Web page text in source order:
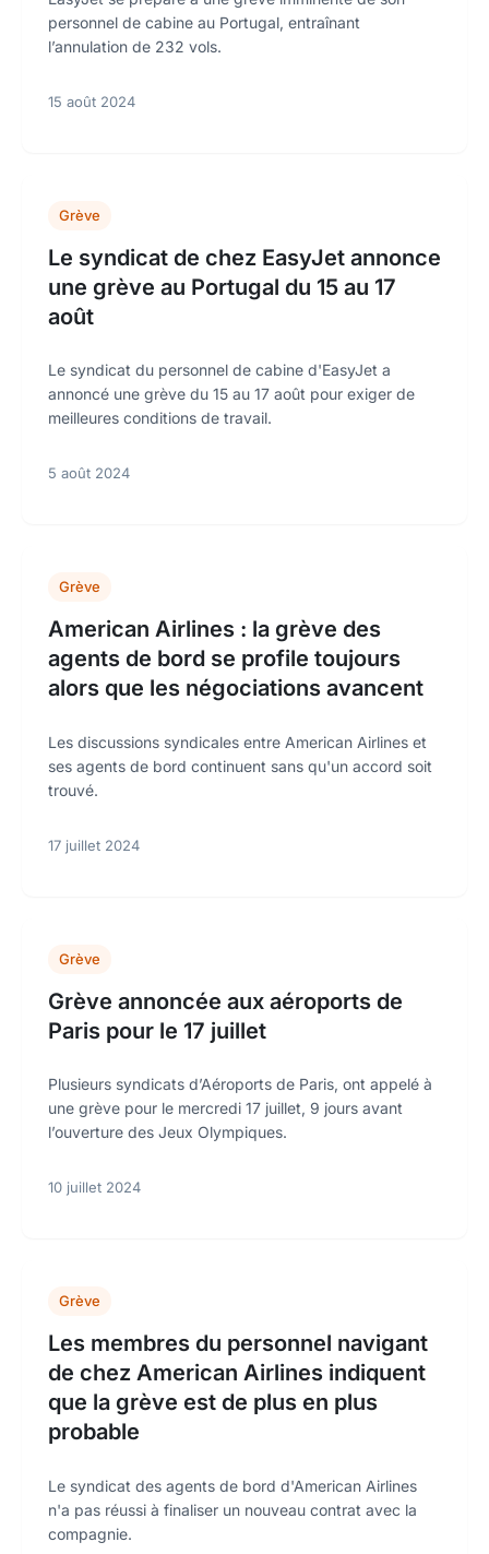
personnel de cabine au Portugal, entraînant
l’annulation de 232 vols.
15 août 2024
Grève
Le syndicat de chez EasyJet annonce
une grève au Portugal du 15 au 17
août
Le syndicat du personnel de cabine d'EasyJet a
annoncé une grève du 15 au 17 août pour exiger de
meilleures conditions de travail.
5 août 2024
Grève
American Airlines : la grève des
agents de bord se profile toujours
alors que les négociations avancent
Les discussions syndicales entre American Airlines et
ses agents de bord continuent sans qu'un accord soit
trouvé.
17 juillet 2024
Grève
Grève annoncée aux aéroports de
Paris pour le 17 juillet
Plusieurs syndicats d’Aéroports de Paris, ont appelé à
une grève pour le mercredi 17 juillet, 9 jours avant
l’ouverture des Jeux Olympiques.
10 juillet 2024
Grève
Les membres du personnel navigant
de chez American Airlines indiquent
que la grève est de plus en plus
probable
Le syndicat des agents de bord d'American Airlines
n'a pas réussi à finaliser un nouveau contrat avec la
compagnie.